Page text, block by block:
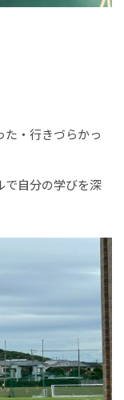
・行きづらかっ
で自分の学びを深